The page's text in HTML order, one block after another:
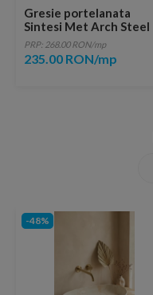
Gresie portelanata
Sintesi Met Arch Steel
Rectificata 121X60,4
PRP: 268.00 RON/mp
235.00 RON/mp
-48%